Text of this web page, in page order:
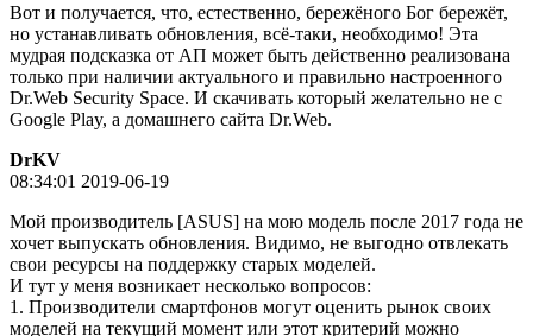
Вот и получается, что, естественно, бережёного Бог бережёт,
но устанавливать обновления, всё-таки, необходимо! Эта
мудрая подсказка от АП может быть действенно реализована
только при наличии актуального и правильно настроенного
Dr.Web Security Space. И скачивать который желательно не с
Google Play, а домашнего сайта Dr.Web.
DrKV
08:34:01 2019-06-19
Мой производитель [ASUS] на мою модель после 2017 года не
хочет выпускать обновления. Видимо, не выгодно отвлекать
свои ресурсы на поддержку старых моделей.
И тут у меня возникает несколько вопросов:
1. Производители смартфонов могут оценить рынок своих
моделей на текущий момент или этот критерий можно